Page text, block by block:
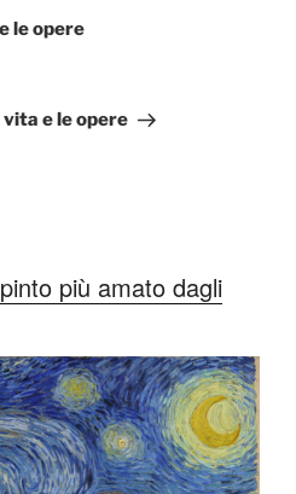
le opere
e le opere
più amato dagli